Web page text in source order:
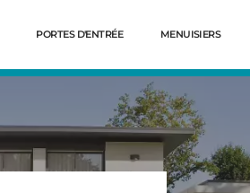
PORTES D'ENTRÉE MENUISIERS